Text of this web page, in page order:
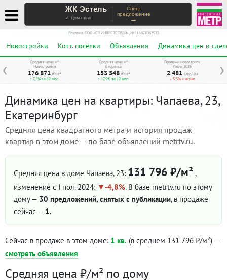
ЖК Эстель
✓ Дом сдан
Спец-
предложение
→
Реклама. ООО «СЗ ИНВЕСТСТРОЙ», ИНН 6678067973
Новостройки Котт. посёлки Объявления Динамика цен и
❮ ❯
Средняя цена м²
Новостройки
176 871 ₽/м²
↑ 7,5% за 12 мес.
Средняя цена м²
Вторичка
153 548 ₽/м²
↑ 17,9% за 12 мес.
Продажи новостроек
Июль 2026
2 481 сделок
↓ 5,3% к июню
Динамика цен на квартиры: Чапаева, 23,
Екатеринбург
Средняя цена квадратного метра и история продаж
квартир в этом доме — по базе объявлений metrtv.ru.
Средняя цена в доме Чапаева, 23: 131 796 ₽/м² ,
изменение с I пол. 2024:
-4,8%. В базе metrtv.ru по этому
дому — 30 предложений, снятых с публикации, в продаже
сейчас — 1.
Сейчас в продаже в этом доме: 1 кв. (в среднем 131 796 ₽/м²) —
смотреть объявления
Средняя цена ₽/м² по дому